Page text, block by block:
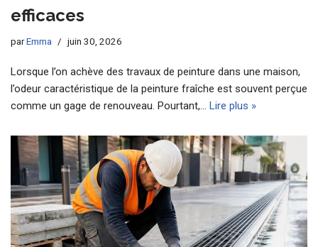
efficaces
parEmma juin 30, 2026
Lorsque l’on achève des travaux de peinture dans une maison,
l’odeur caractéristique de la peinture fraîche est souvent perçue
comme un gage de renouveau. Pourtant,… Lire plus »